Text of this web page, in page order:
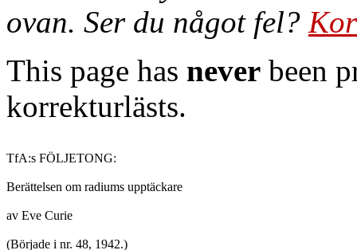
ovan. Ser du något fel?
This page has never been
korrekturlästs.
TfA:s FÖLJETONG:
Berättelsen om radiums upptäckare
av Eve Curie
(Började i nr. 48, 1942.)